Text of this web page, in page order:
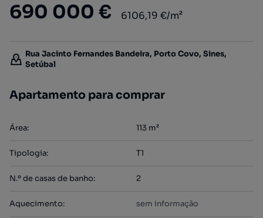
690 000 € 6106,19 €/m²
Rua Jacinto Fernandes Bandeira, Porto Covo, Sines,
Setúbal
Apartamento para comprar
Área: 113 m²
Tipologia: T1
N.º de casas de banho: 2
Aquecimento: sem informação